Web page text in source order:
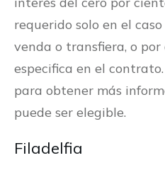
requerido solo en el
venda o transfiera, o
especifica en el
para obtener más
puede ser elegible.
Filadelfia